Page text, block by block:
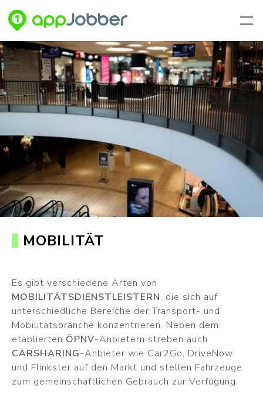
Zum Hauptinhalt springen
MOBILITÄT
Es gibt verschiedene Arten von
MOBILITÄTSDIENSTLEISTERN, die sich auf
unterschiedliche Bereiche der Transport- und
Mobilitätsbranche konzentrieren. Neben dem
etablierten ÖPNV-Anbietern streben auch
CARSHARING-Anbieter wie Car2Go, DriveNow
und Flinkster auf den Markt und stellen Fahrzeuge
zum gemeinschaftlichen Gebrauch zur Verfügung.
KONTAKT